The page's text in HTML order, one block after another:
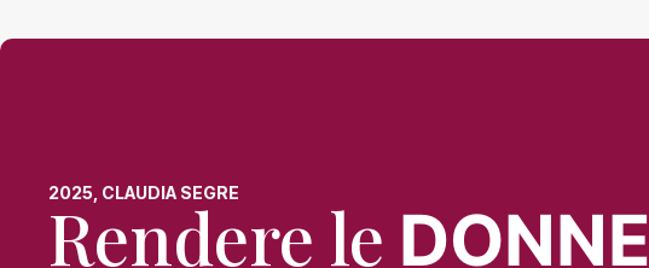
2025, CLAUDIA SEGRE
Rendere le DONNE